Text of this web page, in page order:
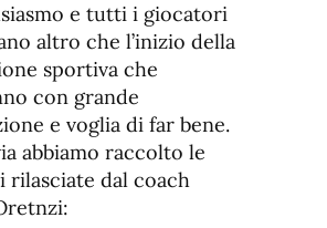
e tutti i giocatori
altro che l’inizio della
sportiva che
con grande
e voglia di far bene.
abbiamo raccolto le
rilasciate dal coach